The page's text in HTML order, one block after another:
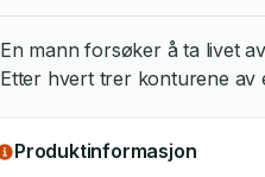
En mann forsøker å ta livet
Etter hvert trer konturene av
Produktinformasjon